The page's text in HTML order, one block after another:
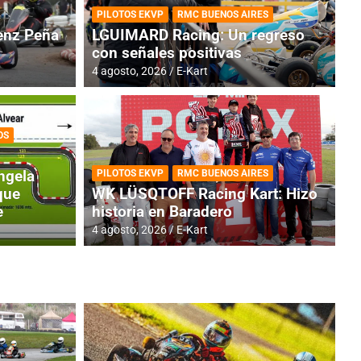
Horarios para la
Peña
PILOTOS EKVP RMC BUENOS AIRES
LGUIMARD Racing: Un regreso
con señales positivas
4 agosto, 2026 E-Kart
PILOTOS EKVP RMC BUENOS AIRES
WK LÜSQTOFF Racing Kart: Hizo
historia en Baradero
4 agosto, 2026 E-Kart